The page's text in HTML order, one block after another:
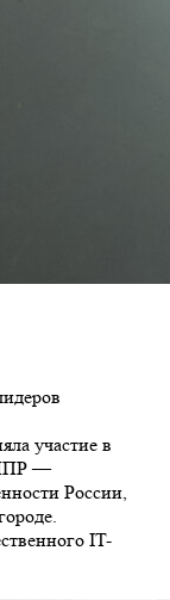
участие в
—
России,
IT-